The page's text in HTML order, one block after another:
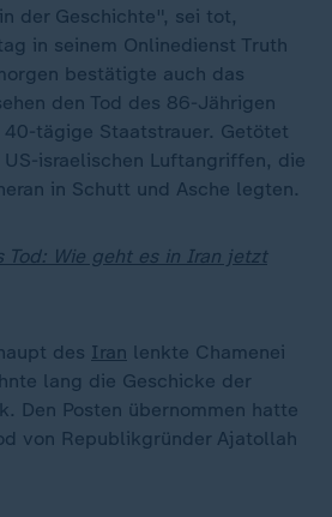
der Geschichte", sei tot,
in seinem Onlinedienst Truth
bestätigte auch das
den Tod des 86-Jährigen
tägige Staatstrauer. Getötet
israelischen Luftangriffen, die
in Schutt und Asche legten.
Tod: Wie geht es in Iran jetzt
des Iran lenkte Chamenei
lang die Geschicke der
Den Posten übernommen hatte
von Republikgründer Ajatollah